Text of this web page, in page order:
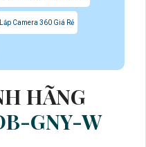
Lắp Camera 360 Giá Rẻ
HÃNG
GNY-W